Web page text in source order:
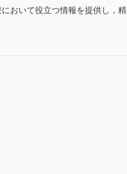
おいて役立つ情報を提供し，精